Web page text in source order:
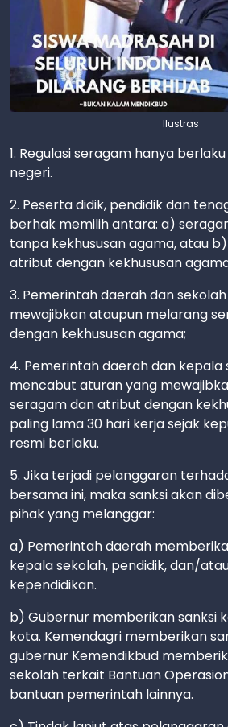
Ilustras
1. Regulasi seragam hanya
negeri.
2. Peserta didik, pendidik dan
berhak memilih antara: a)
tanpa kekhususan agama, atau
atribut dengan kekhususan
3. Pemerintah daerah dan
mewajibkan ataupun melarang
dengan kekhususan agama;
4. Pemerintah daerah dan kepala
mencabut aturan yang
seragam dan atribut dengan
paling lama 30 hari kerja sejak
resmi berlaku.
5. Jika terjadi pelanggaran
bersama ini, maka sanksi akan
pihak yang melanggar:
a) Pemerintah daerah
kepala sekolah, pendidik, dan/
kependidikan.
b) Gubernur memberikan sanksi
kota. Kemendagri memberikan
gubernur Kemendikbud
sekolah terkait Bantuan
bantuan pemerintah lainnya.